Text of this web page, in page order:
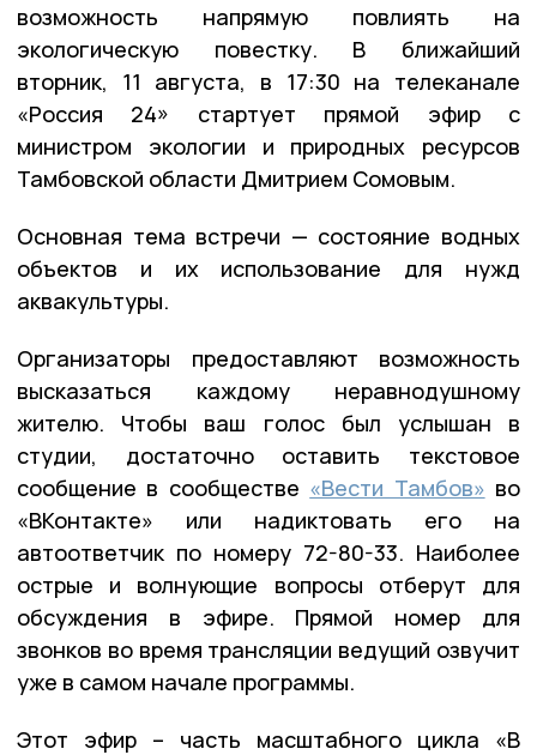
возможность напрямую повлиять на
экологическую повестку. В ближайший
вторник, 11 августа, в 17:30 на телеканале
«Россия 24» стартует прямой эфир с
министром экологии и природных ресурсов
Тамбовской области Дмитрием Сомовым.
Основная тема встречи — состояние водных
объектов и их использование для нужд
аквакультуры.
Организаторы предоставляют возможность
высказаться каждому неравнодушному
жителю. Чтобы ваш голос был услышан в
студии, достаточно оставить текстовое
сообщение в сообществе «Вести Тамбов» во
«ВКонтакте» или надиктовать его на
автоответчик по номеру 72-80-33. Наиболее
острые и волнующие вопросы отберут для
обсуждения в эфире. Прямой номер для
звонков во время трансляции ведущий озвучит
уже в самом начале программы.
Этот эфир – часть масштабного цикла «В